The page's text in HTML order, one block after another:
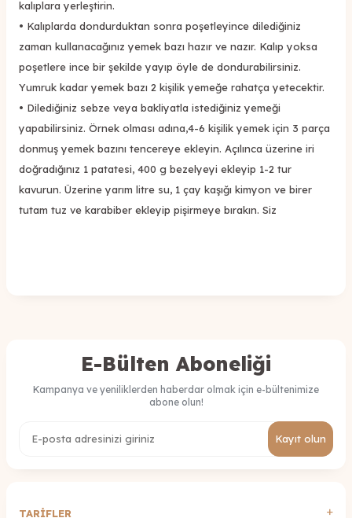
kalıplara yerleştirin.
• Kalıplarda dondurduktan sonra poşetleyince dilediğiniz
zaman kullanacağınız yemek bazı hazır ve nazır. Kalıp yoksa
poşetlere ince bir şekilde yayıp öyle de dondurabilirsiniz.
Yumruk kadar yemek bazı 2 kişilik yemeğe rahatça yetecektir.
• Dilediğiniz sebze veya bakliyatla istediğiniz yemeği
yapabilirsiniz. Örnek olması adına,4-6 kişilikyemek için 3 parça
donmuş yemek bazını tencereye ekleyin. Açılınca üzerine iri
doğradığınız 1 patatesi, 400 g bezelyeyi ekleyip 1-2 tur
kavurun. Üzerineyarım litre su, 1 çay kaşığı kimyon ve birer
tutam tuz ve karabiber ekleyip pişirmeye bırakın. Siz
E-Bülten Aboneliği
Kampanya ve yeniliklerden haberdar olmak için e-bültenimize
abone olun!
Kayıt olun
TARİFLER